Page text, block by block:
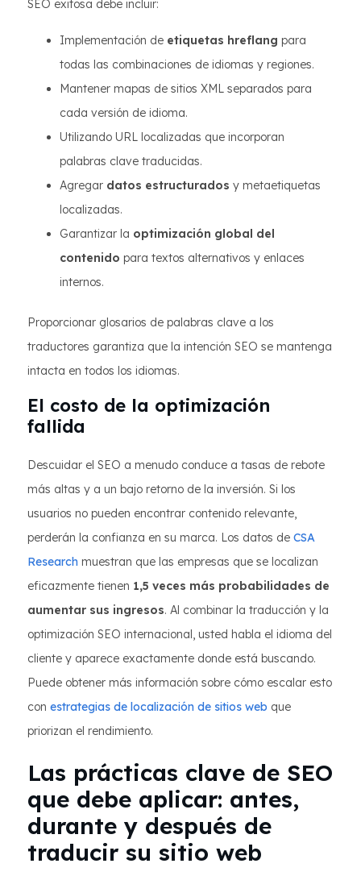
SEO exitosa debe incluir:
Implementación de etiquetas hreflang para
todas las combinaciones de idiomas y regiones.
Mantener mapas de sitios XML separados para
cada versión de idioma.
Utilizando URL localizadas que incorporan
palabras clave traducidas.
Agregar datos estructurados y metaetiquetas
localizadas.
Garantizar la optimización global del
contenido para textos alternativos y enlaces
internos.
Proporcionar glosarios de palabras clave a los
traductores garantiza que la intención SEO se mantenga
intacta en todos los idiomas.
El costo de la optimización
fallida
Descuidar el SEO a menudo conduce a tasas de rebote
más altas y a un bajo retorno de la inversión. Si los
usuarios no pueden encontrar contenido relevante,
perderán la confianza en su marca. Los datos de CSA
Research muestran que las empresas que se localizan
eficazmente tienen 1,5 veces más probabilidades de
aumentar sus ingresos. Al combinar la traducción y la
optimización SEO internacional, usted habla el idioma del
cliente y aparece exactamente donde está buscando.
Puede obtener más información sobre cómo escalar esto
con estrategias de localización de sitios web que
priorizan el rendimiento.
Las prácticas clave de SEO
que debe aplicar: antes,
durante y después de
traducir su sitio web